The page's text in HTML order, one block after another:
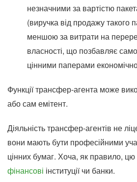
незначними за вартістю
(виручка від продажу такого
меншою за витрати на
власності, що позбавляє
цінними паперами
Функції трансфер-агента може
або сам емітент.
Діяльність трансфер-агентів не
вони мають бути професійними
цінних бумаг. Хоча, як правило,
фінансові інституції чи банки.